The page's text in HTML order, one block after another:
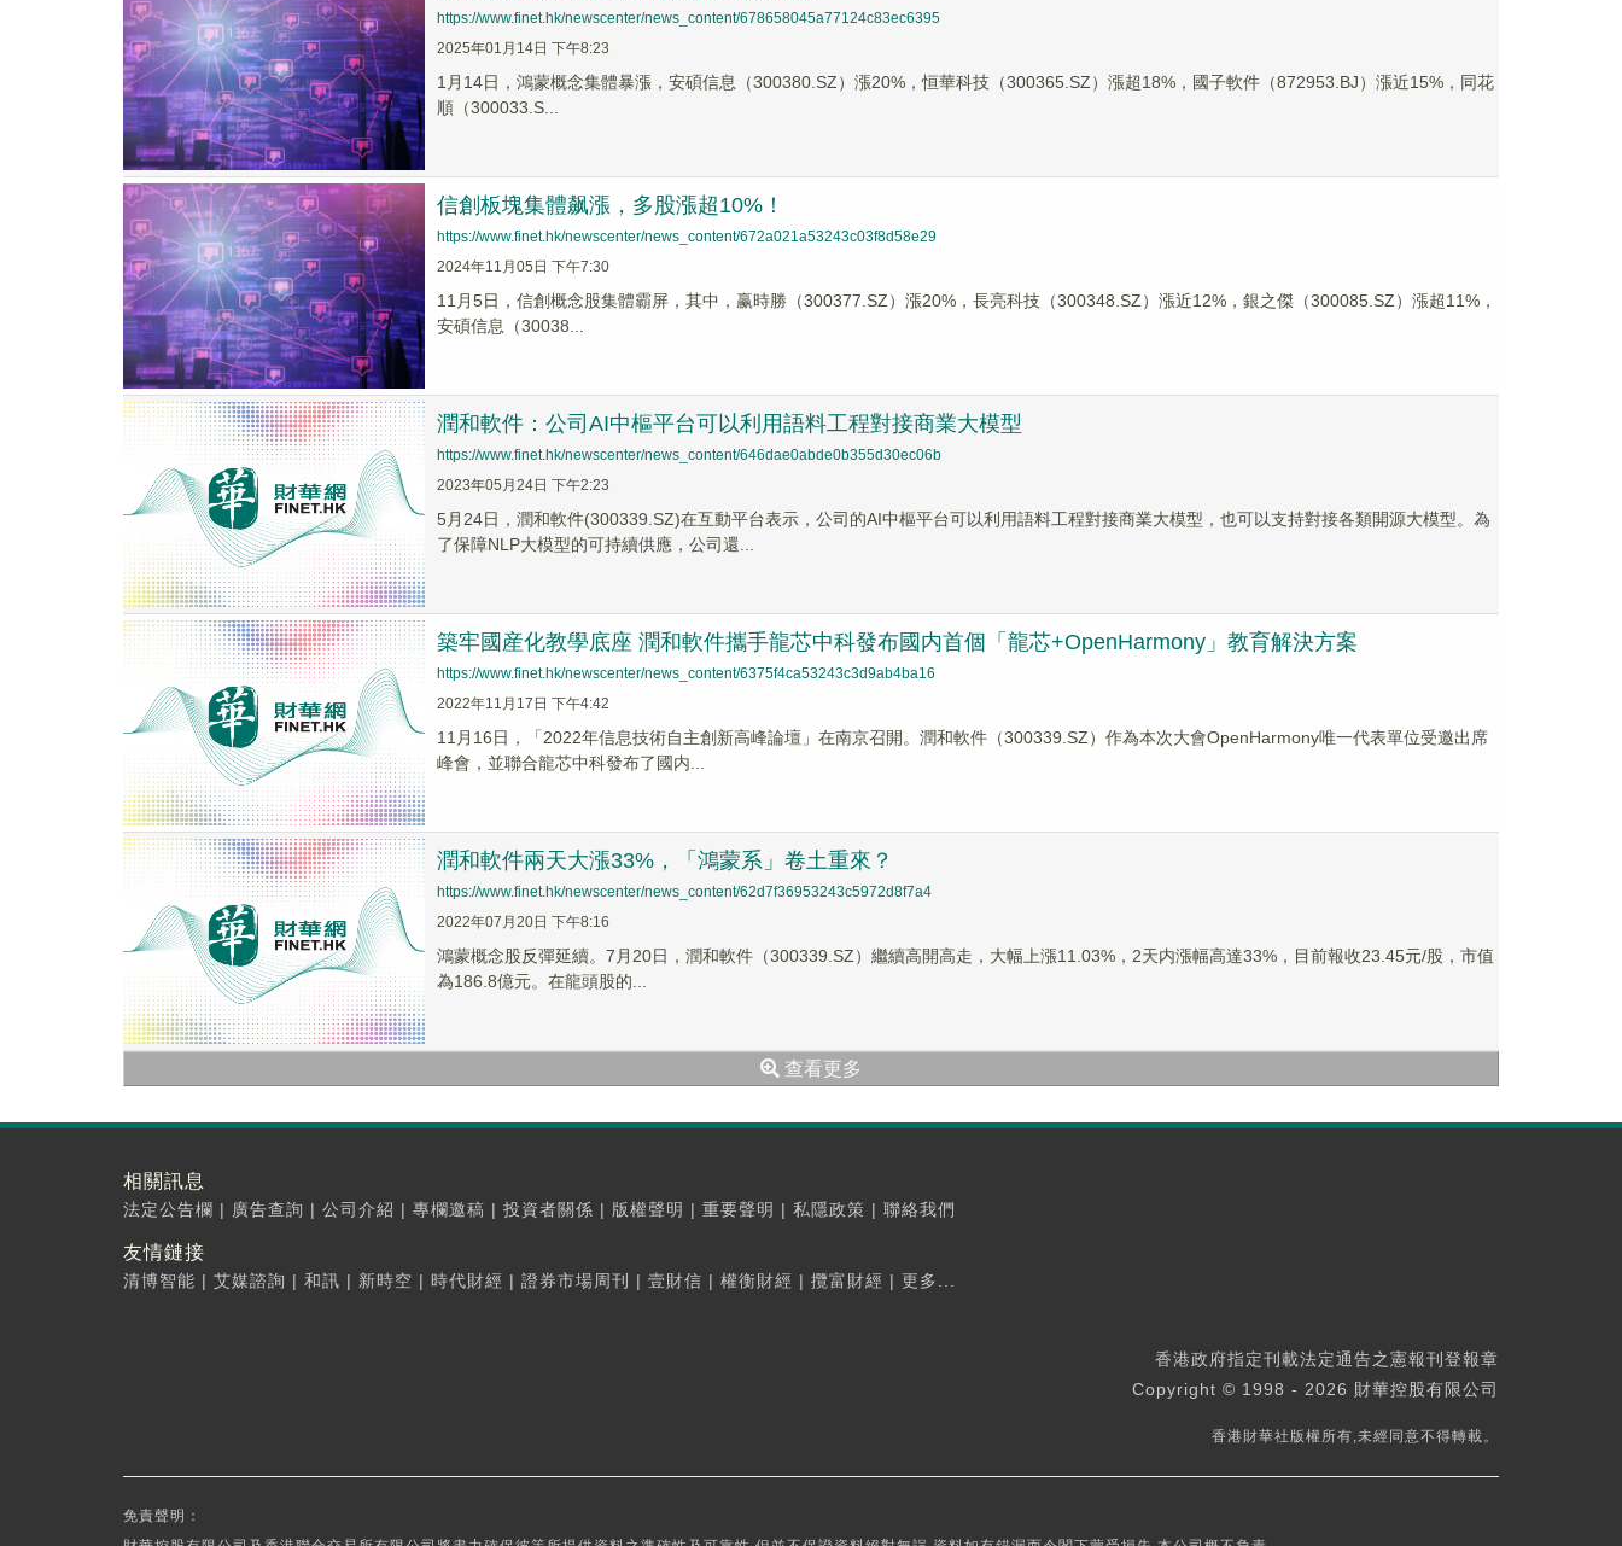
https://www.finet.hk/newscenter/news_content/678658045a77124c83ec6395
2025年01月14日 下午8:23
1月14日，鴻蒙概念集體暴漲，安碩信息（300380.SZ）漲20%，恒華科技（300365.SZ）漲超18%，國子軟件（872953.BJ）漲近15%，同花
順（300033.S...
信創板塊集體飙漲，多股漲超10%！
https://www.finet.hk/newscenter/news_content/672a021a53243c03f8d58e29
2024年11月05日 下午7:30
11月5日，信創概念股集體霸屏，其中，赢時勝（300377.SZ）漲20%，長亮科技（300348.SZ）漲近12%，銀之傑（300085.SZ）漲超11%，
安碩信息（30038...
潤和軟件：公司AI中樞平台可以利用語料工程對接商業大模型
https://www.finet.hk/newscenter/news_content/646dae0abde0b355d30ec06b
2023年05月24日 下午2:23
5月24日，潤和軟件(300339.SZ)在互動平台表示，公司的AI中樞平台可以利用語料工程對接商業大模型，也可以支持對接各類開源大模型。為
了保障NLP大模型的可持續供應，公司還...
築牢國産化教學底座 潤和軟件攜手龍芯中科發布國内首個「龍芯+OpenHarmony」教育解決方案
https://www.finet.hk/newscenter/news_content/6375f4ca53243c3d9ab4ba16
2022年11月17日 下午4:42
11月16日，「2022年信息技術自主創新高峰論壇」在南京召開。潤和軟件（300339.SZ）作為本次大會OpenHarmony唯一代表單位受邀出席
峰會，並聯合龍芯中科發布了國内...
潤和軟件兩天大漲33%，「鴻蒙系」卷土重來？
https://www.finet.hk/newscenter/news_content/62d7f36953243c5972d8f7a4
2022年07月20日 下午8:16
鴻蒙概念股反彈延續。7月20日，潤和軟件（300339.SZ）繼續高開高走，大幅上漲11.03%，2天内漲幅高達33%，目前報收23.45元/股，市值
為186.8億元。在龍頭股的...
查看更多
相關訊息
法定公告欄 | 廣告查詢 | 公司介紹 | 專欄邀稿 | 投資者關係 | 版權聲明 | 重要聲明 | 私隱政策 | 聯絡我們
友情鏈接
清博智能 | 艾媒諮詢 | 和訊 | 新時空 | 時代財經 | 證券市場周刊 | 壹財信 | 權衡財經 | 攬富財經 | 更多...
香港政府指定刊載法定通告之憲報刊登報章
Copyright © 1998 - 2026 財華控股有限公司
香港財華社版權所有,未經同意不得轉載。
免責聲明：